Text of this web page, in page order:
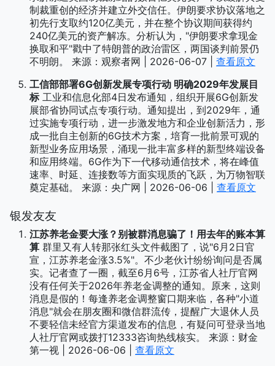
制裁重创的经济并建立外交信任。伊朗要求协议落地之
初先行支取约120亿美元，并在整个协议期间获得约
240亿美元的资产解冻。分析认为，"伊朗要求拿现金
换取和平"戳中了特朗普的政治雷区，两国谈判前景仍
不明朗。 来源：观察者网 | 2026-06-07 | 查看原文
工信部部署6G创新发展专项行动 明确2029年发展目
标工业和信息化部4日发布通知，组织开展6G创新发
展部省协同试点专项行动。通知提出，到2029年，通
过实施专项行动，进一步激发地方和企业创新活力，形
成一批自主创新的6G技术方案，培育一批前景可观的
新型业务应用场景，涌现一批丰富多样的新型终端设备
和应用终端。6G作为下一代移动通信技术，将在峰值
速率、时延、连接数等方面实现质的飞跃，为万物智联
奠定基础。 来源：央广网 | 2026-06-06 | 查看原文
银发友友
江苏养老金要大涨？别被群消息骗了！用去年的账本算
算 群里又有人转那张红头文件截图了，说"6月2日官
宣，江苏养老金涨3.5%"。不少老伙计纷纷询问是否属
实。记者查了一圈，截至6月6号，江苏省人社厅官网
没有任何关于2026年养老金调整的通知。原来，这则
消息是假的！每逢养老金调整窗口期来临，各种"小道
消息"就会在朋友圈和微信群流传，提醒广大退休人员
不要轻信未经官方渠道发布的信息，有疑问可登录当地
人社厅官网或拨打12333咨询热线核实。 来源：财金
第一视 | 2026-06-06 | 查看原文